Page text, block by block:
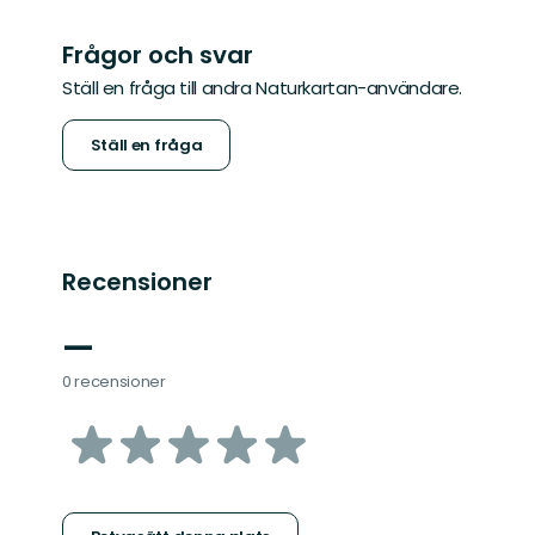
Frågor och svar
Ställ en fråga till andra Naturkartan-användare.
Ställ en fråga
Recensioner
—
0 recensioner
av